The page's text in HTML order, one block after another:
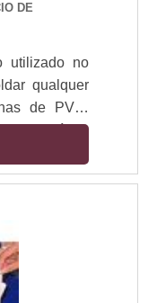
DE
utilizado no
qualquer
de PVC,
lona vinílica,
branco,
ao